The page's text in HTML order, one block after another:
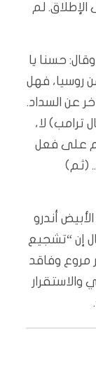
لم
حسنا يا
روسيا، فهل
عن السداد.
ترامب) لا،
على فعل
(ثم)
أندرو
إن “تشجيع
مروع وفاقد